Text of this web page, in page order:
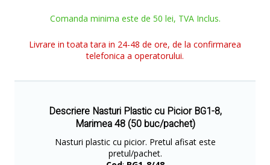
Comanda minima este de 50 lei, TVA Inclus.
Livrare in toata tara in 24-48 de ore, de la confirmarea
telefonica a operatorului.
Descriere Nasturi Plastic cu Picior BG1-8,
Marimea 48 (50 buc/pachet)
Nasturi plastic cu picior. Pretul afisat este
pretul/pachet.